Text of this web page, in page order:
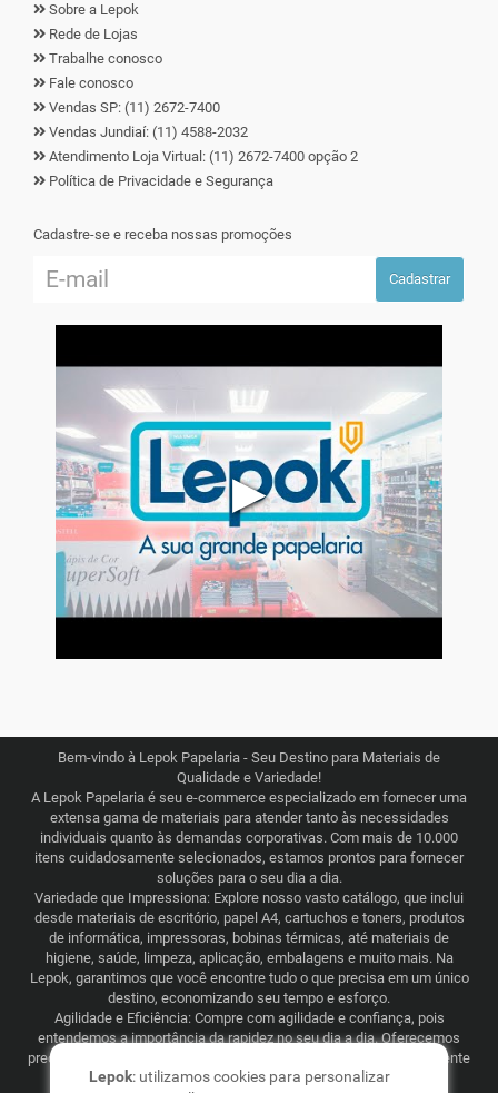
Sobre a Lepok
Rede de Lojas
Trabalhe conosco
Fale conosco
Vendas SP: (11) 2672-7400
Vendas Jundiaí: (11) 4588-2032
Atendimento Loja Virtual: (11) 2672-7400 opção 2
Política de Privacidade e Segurança
Cadastre-se e receba nossas promoções
Cadastrar
▶
Bem-vindo à Lepok Papelaria - Seu Destino para Materiais de
Qualidade e Variedade!
A Lepok Papelaria é seu e-commerce especializado em fornecer uma
extensa gama de materiais para atender tanto às necessidades
individuais quanto às demandas corporativas. Com mais de 10.000
itens cuidadosamente selecionados, estamos prontos para fornecer
soluções para o seu dia a dia.
Variedade que Impressiona: Explore nosso vasto catálogo, que inclui
desde materiais de escritório, papel A4, cartuchos e toners, produtos
de informática, impressoras, bobinas térmicas, até materiais de
higiene, saúde, limpeza, aplicação, embalagens e muito mais. Na
Lepok, garantimos que você encontre tudo o que precisa em um único
destino, economizando seu tempo e esforço.
Agilidade e Eficiência: Compre com agilidade e confiança, pois
entendemos a importância da rapidez no seu dia a dia. Oferecemos
preços justos e competitivos, combinados com uma logística eficiente
que abrange todo o Brasil. Seja para consumo recorrente ou
Lepok: utilizamos cookies para personalizar